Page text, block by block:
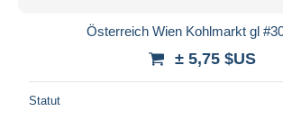
Österreich Wien Kohlmarkt gl
± 5,75 $US
Statut